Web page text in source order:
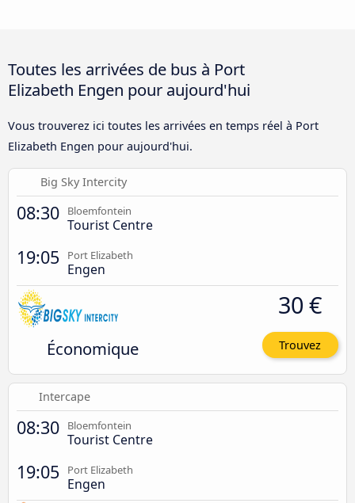
Toutes les arrivées de bus à Port
Elizabeth Engen pour aujourd'hui
Vous trouverez ici toutes les arrivées en temps réel à Port
Elizabeth Engen pour aujourd'hui.
Big Sky Intercity
08:30 Bloemfontein
Tourist Centre
19:05 Port Elizabeth
Engen
Économique
30 €
Trouvez
Intercape
08:30 Bloemfontein
Tourist Centre
19:05 Port Elizabeth
Engen